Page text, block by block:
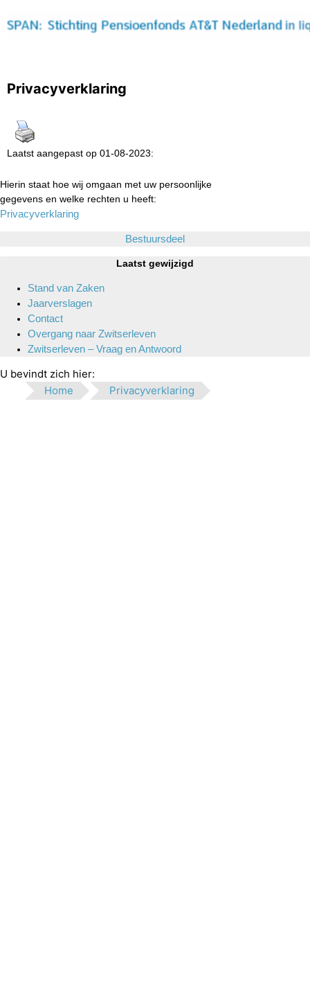
Privacyverklaring
Laatst aangepast op 01-08-2023:
Hierin staat hoe wij omgaan met uw persoonlijke
gegevens en welke rechten u heeft:
Privacyverklaring
Bestuursdeel
Laatst gewijzigd
Stand van Zaken
Jaarverslagen
Contact
Overgang naar Zwitserleven
Zwitserleven – Vraag en Antwoord
U bevindt zich hier:
Home
Privacyverklaring